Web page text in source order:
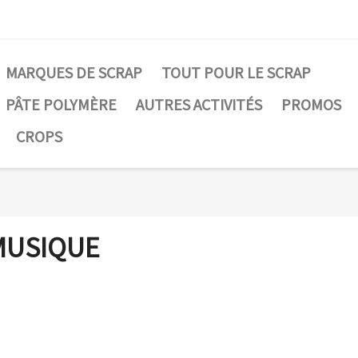
MARQUES DE SCRAP
TOUT POUR LE SCRAP
PÂTE POLYMÈRE
AUTRES ACTIVITÉS
PROMOS
CROPS